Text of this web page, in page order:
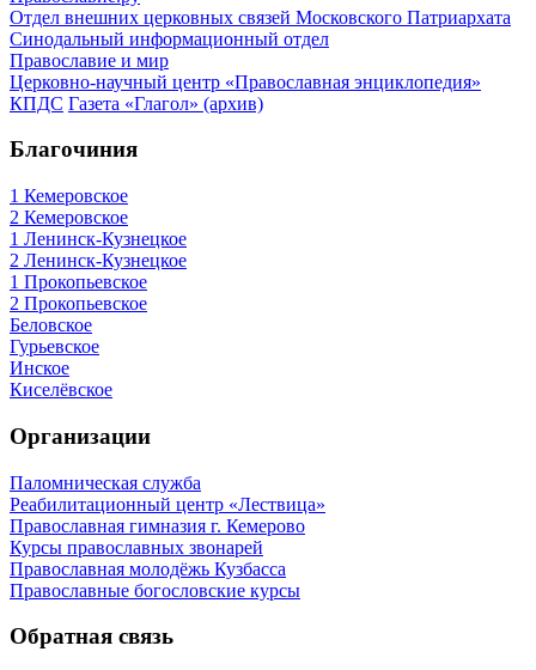
Отдел внешних церковных связей Московского Патриархата
Синодальный информационный отдел
Православие и мир
Церковно-научный центр «Православная энциклопедия»
КПДС Газета «Глагол» (архив)
Благочиния
1 Кемеровское
2 Кемеровское
1 Ленинск-Кузнецкое
2 Ленинск-Кузнецкое
1 Прокопьевское
2 Прокопьевское
Беловское
Гурьевское
Инское
Киселёвское
Организации
Паломническая служба
Реабилитационный центр «Лествица»
Православная гимназия г. Кемерово
Курсы православных звонарей
Православная молодёжь Кузбасса
Православные богословские курсы
Обратная связь